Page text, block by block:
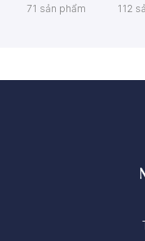
71 sản phẩm 112